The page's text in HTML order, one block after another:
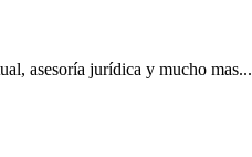
asesoría jurídica y mucho mas...